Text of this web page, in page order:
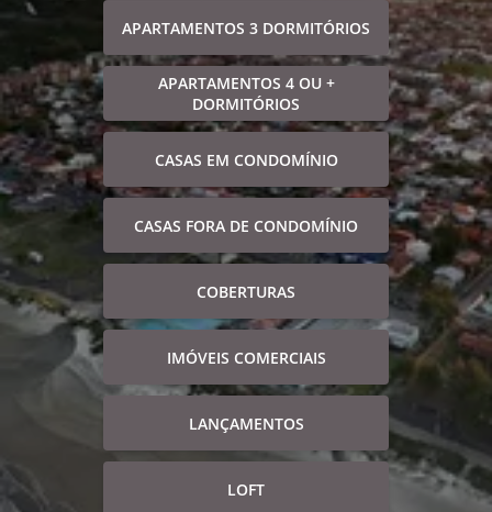
APARTAMENTOS 3 DORMITÓRIOS
APARTAMENTOS 4 OU +
DORMITÓRIOS
CASAS EM CONDOMÍNIO
CASAS FORA DE CONDOMÍNIO
COBERTURAS
IMÓVEIS COMERCIAIS
LANÇAMENTOS
LOFT